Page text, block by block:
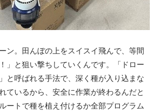
ン。田んぼの上をスイスイ飛んで、等間
」と狙い撃ちしていくんです。「ドロー
と呼ばれる手法で、深く種が入り込まな
ているから、安全に作業が終わるんだと
ートで種を植え付けるか全部プログラム